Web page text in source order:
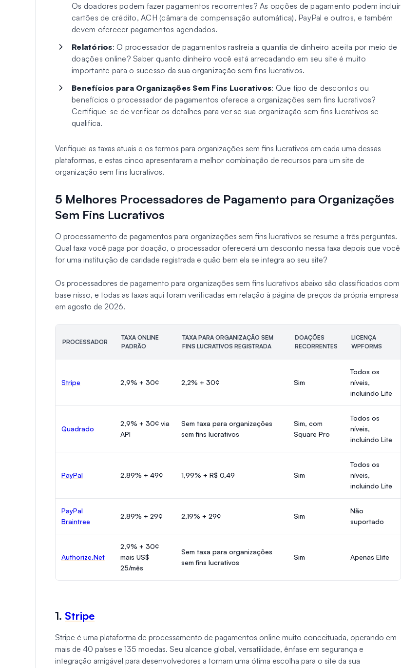
Os doadores podem fazer pagamentos recorrentes? As opções de pagamento podem incluir
cartões de crédito, ACH (câmara de compensação automática), PayPal e outros, e também
devem oferecer pagamentos agendados.
Relatórios: O processador de pagamentos rastreia a quantia de dinheiro aceita por meio de
doações online? Saber quanto dinheiro você está arrecadando em seu site é muito
importante para o sucesso da sua organização sem fins lucrativos.
Benefícios para Organizações Sem Fins Lucrativos: Que tipo de descontos ou
benefícios o processador de pagamentos oferece a organizações sem fins lucrativos?
Certifique-se de verificar os detalhes para ver se sua organização sem fins lucrativos se
qualifica.
Verifiquei as taxas atuais e os termos para organizações sem fins lucrativos em cada uma dessas
plataformas, e estas cinco apresentaram a melhor combinação de recursos para um site de
organização sem fins lucrativos.
5 Melhores Processadores de Pagamento para Organizações
Sem Fins Lucrativos
O processamento de pagamentos para organizações sem fins lucrativos se resume a três perguntas.
Qual taxa você paga por doação, o processador oferecerá um desconto nessa taxa depois que você
for uma instituição de caridade registrada e quão bem ela se integra ao seu site?
Os processadores de pagamento para organizações sem fins lucrativos abaixo são classificados com
base nisso, e todas as taxas aqui foram verificadas em relação à página de preços da própria empresa
em agosto de 2026.
PROCESSADOR
TAXA ONLINE
PADRÃO
TAXA PARA ORGANIZAÇÃO SEM
FINS LUCRATIVOS REGISTRADA
DOAÇÕES
RECORRENTES
LICENÇA
WPFORMS
Stripe 2,9% + 30¢ 2,2% + 30¢ Sim
Todos os
níveis,
incluindo Lite
Quadrado
2,9% + 30¢ via
API
Sem taxa para organizações
sem fins lucrativos
Sim, com
Square Pro
Todos os
níveis,
incluindo Lite
PayPal 2,89% + 49¢ 1,99% + R$ 0,49 Sim
Todos os
níveis,
incluindo Lite
PayPal
Braintree
2,89% + 29¢ 2,19% + 29¢ Sim
Não
suportado
Authorize.Net
2,9% + 30¢
mais US$
25/mês
Sem taxa para organizações
sem fins lucrativos
Sim Apenas Elite
1. Stripe
Stripe é uma plataforma de processamento de pagamentos online muito conceituada, operando em
mais de 40 países e 135 moedas. Seu alcance global, versatilidade, ênfase em segurança e
integração amigável para desenvolvedores a tornam uma ótima escolha para o site da sua